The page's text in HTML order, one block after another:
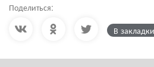
Поделиться:
В закладки